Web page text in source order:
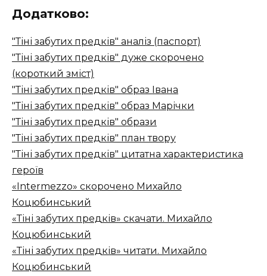
Додатково:
"Тіні забутих предків" аналіз (паспорт)
"Тіні забутих предків" дуже скорочено
(короткий зміст)
"Тіні забутих предків" образ Івана
"Тіні забутих предків" образ Марічки
"Тіні забутих предків" образи
"Тіні забутих предків" план твору
"Тіні забутих предків" цитатна характеристика
героїв
«Intermezzo» скорочено Михайло
Коцюбинський
«Тіні забутих предків» скачати. Михайло
Коцюбинський
«Тіні забутих предків» читати. Михайло
Коцюбинський